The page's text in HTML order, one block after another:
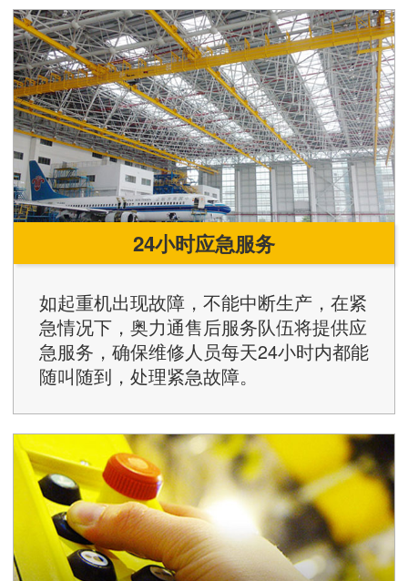
24小时应急服务
如起重机出现故障，不能中断生产，在紧
急情况下，奥力通售后服务队伍将提供应
急服务，确保维修人员每天24小时内都能
随叫随到，处理紧急故障。